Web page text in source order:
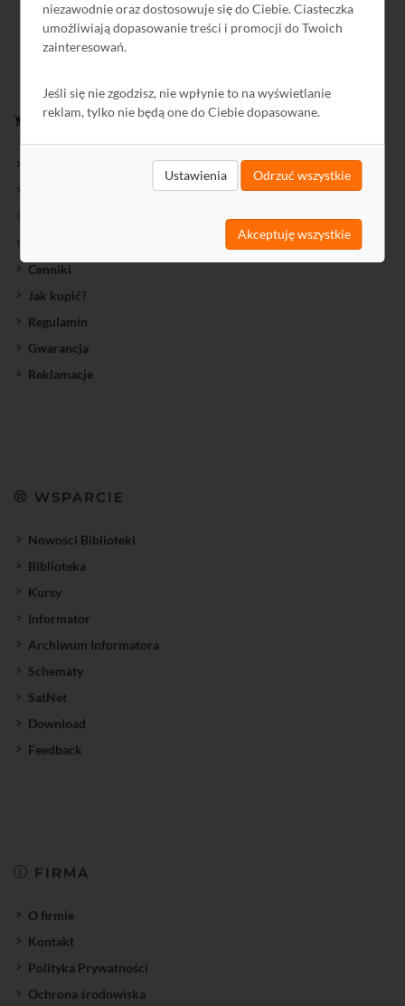
niezawodnie oraz dostosowuje się do Ciebie. Ciasteczka
umożliwiają dopasowanie treści i promocji do Twoich
zainteresowań.
Jeśli się nie zgodzisz, nie wpłynie to na wyświetlanie
reklam, tylko nie będą one do Ciebie dopasowane.
Ustawienia Odrzuć wszystkie
Akceptuję wszystkie
ZAKUPY
Cenniki
Jak kupić?
Regulamin
Gwarancja
Reklamacje
WSPARCIE
Nowości Biblioteki
Biblioteka
Kursy
Informator
Archiwum Informatora
Schematy
SatNet
Download
Feedback
FIRMA
O firmie
Kontakt
Polityka Prywatności
Ochrona środowiska